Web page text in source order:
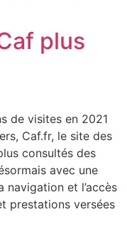
plus
de visites en 2021
Caf.fr, le site des
consultés des
avec une
navigation et l’accès
prestations versées